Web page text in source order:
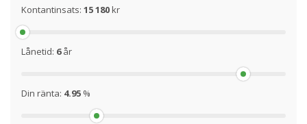
Kontantinsats: 15 180kr
Lånetid: 6år
Din ränta: 4.95 %